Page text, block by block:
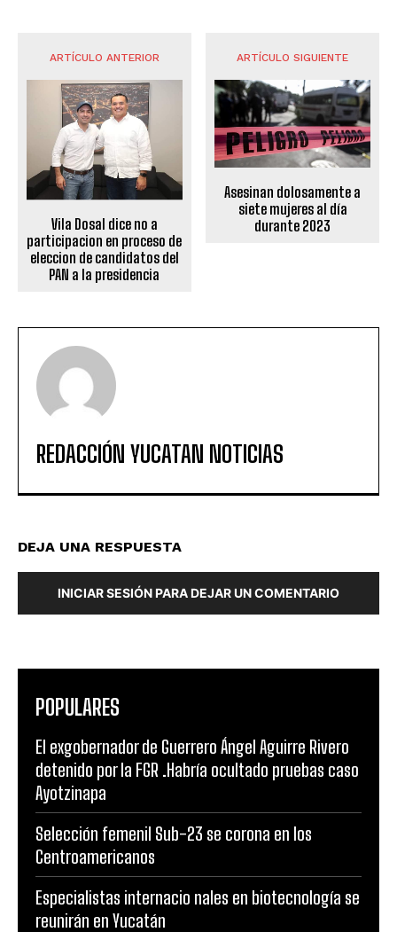
ARTÍCULO ANTERIOR
Vila Dosal dice no a
participacion en proceso de
eleccion de candidatos del
PAN a la presidencia
ARTÍCULO SIGUIENTE
Asesinan dolosamente a
siete mujeres al día
durante 2023
REDACCIÓN YUCATAN NOTICIAS
DEJA UNA RESPUESTA
INICIAR SESIÓN PARA DEJAR UN COMENTARIO
POPULARES
El exgobernador de Guerrero Ángel Aguirre Rivero
detenido por la FGR .Habría ocultado pruebas caso
Ayotzinapa
Selección femenil Sub-23 se corona en los
Centroamericanos
Especialistas internacio nales en biotecnología se
reunirán en Yucatán